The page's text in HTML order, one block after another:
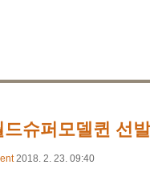
슈퍼모델퀸 선
2018. 2. 23. 09:40